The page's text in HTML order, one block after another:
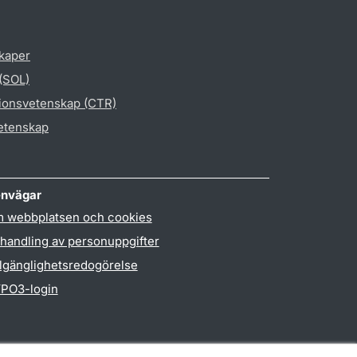
(CTR)
webbplatsen och cookies
av personuppgifter
login